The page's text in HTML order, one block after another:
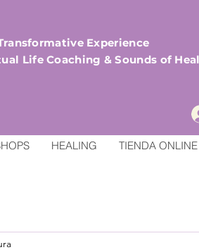
Experience
Life Coaching & Sounds of
HEALING TIENDA ONLINE